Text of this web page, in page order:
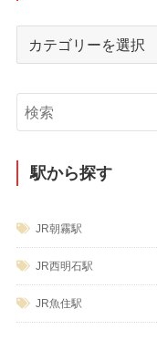
イ
ブ
リ
ー
駅から探す
JR朝霧駅
JR西明石駅
JR魚住駅